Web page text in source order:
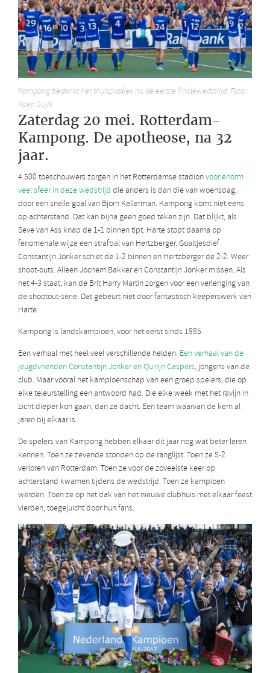
Kampong bedankt het thuispubliek na de eerste finalewedstrijd. Foto:
Koen Suyk
Zaterdag 20 mei. Rotterdam-
Kampong. De apotheose, na 32
jaar.
4.500 toeschouwers zorgen in het Rotterdamse stadionvoor enorm
veel sfeer in deze wedstrijd die anders is dan die van woensdag,
door een snelle goal van Bjorn Kellerman. Kampong komt niet eens
op achterstand. Dat kan bijna geen goed teken zijn. Dat blijkt, als
Seve van Ass knap de 1-1 binnen tipt. Harte stopt daarna op
fenomenale wijze een strafbal van Hertzberger. Goaltjesdief
Constantijn Jonker schiet de 1-2 binnen en Hertzberger de 2-2. Weer
shoot-outs. Alleen Jochem Bakker en Constantijn Jonker missen. Als
het 4-3 staat, kan de Brit Harry Martin zorgen voor een verlenging van
de shootout-serie. Dat gebeurt niet door fantastisch keeperswerk van
Harte.
Kampong is landskampioen, voor het eerst sinds 1985.
Een verhaal met heel veel verschillende helden. Een verhaal van de
jeugdvrienden Constantijn Jonker en Quirijn Caspers, jongens van de
club. Maar vooral het kampioenschap van een groep spelers, die op
elke teleurstelling een antwoord had. Die elke week met het ravijn in
zicht dieper kon gaan, dan ze dacht. Een team waarvan de kern al
jaren bij elkaar is.
De spelers van Kampong hebben elkaar dit jaar nog wat beter leren
kennen. Toen ze zevende stonden op de ranglijst. Toen ze 5-2
verloren van Rotterdam. Toen ze voor de zoveelste keer op
achterstand kwamen tijdens de wedstrijd. Toen ze kampioen
werden. Toen ze op het dak van het nieuwe clubhuis met elkaar feest
vierden, toegejuicht door hun fans.